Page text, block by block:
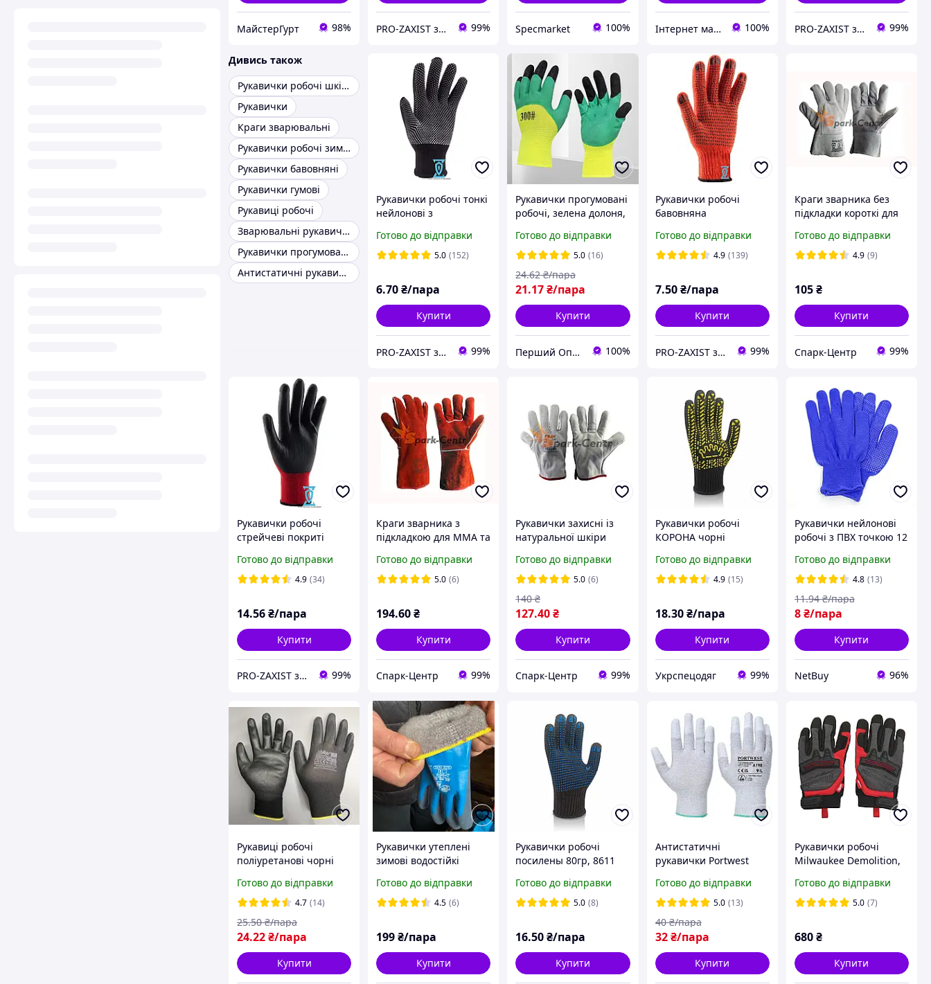
МайстерГурт 98% PRO-ZAXIST засоби захисту для професіоналів. 99% Specmarket 100% Інтернет магазин "ruchnyy_instrument_ua" 100% PRO-ZAXIST засоби захисту для професіоналів. 99%
Дивись також
Рукавички робочі шкіряні
Рукавички
Краги зварювальні
Рукавички робочі зимові
Рукавички бавовняні
Рукавички гумові
Рукавиці робочі
Зварювальні рукавички
Рукавички прогумовані робочі
Антистатичні рукавички
Рукавички робочі тонкі
нейлонові з
покриттям
Готово до відправки
5.0 (152)
6.70₴/пара
Купити
PRO-ZAXIST засоби захисту для професіоналів. 99%
Рукавички прогумовані
робочі, зелена долоня,
покриття
Готово до відправки
5.0 (16)
21.17₴/пара
24.62 ₴/пара
Купити
Перший Оптовий 100%
Рукавички робочі
бавовняна
покриттям (Китай)
Готово до відправки
4.9 (139)
7.50 ₴/пара
Купити
PRO-ZAXIST засоби захисту для професіоналів. 99%
Краги зварника без
підкладки короткі для
200А
Готово до відправки
4.9 (9)
105₴
Купити
Спарк-Центр 99%
Рукавички робочі
стрейчеві покриті
(чорний)
Готово до відправки
4.9 (34)
14.56₴/пара
Купити
PRO-ZAXIST засоби захисту для професіоналів. 99%
Краги зварника з
підкладкою для MMA та
Готово до відправки
5.0 (6)
194.60₴
Купити
Спарк-Центр 99%
Рукавички захисні із
натуральної шкіри
10 (L)
Готово до відправки
5.0 (6)
127.40₴
140 ₴
Купити
Спарк-Центр 99%
Рукавички робочі
КОРОНА чорні
крапкою 90 гр в'язані
трикотажні платіровка
Готово до відправки
4.9 (15)
18.30 ₴/пара
Купити
Укрспецодяг 99%
Рукавички нейлонові
робочі з ПВХ точкою 12
будівельні, захисні
Готово до відправки
4.8 (13)
8₴/пара
11.94 ₴/пара
Купити
NetBuy 96%
Рукавиці робочі
поліуретанові чорні
10, захисні рукавички з
PU-покриттям Польща
Готово до відправки
4.7 (14)
24.22₴/пара
25.50 ₴/пара
Купити
Рукавички утеплені
зимові водостійкі
Готово до відправки
4.5 (6)
199₴/пара
Купити
Рукавички робочі
посилены 80гр, 8611
крапками
Готово до відправки
5.0 (8)
16.50₴/пара
Купити
Антистатичні
рукавички Portwest
Glove A198 для роботи
з електроприладами
ПУ, 10
Готово до відправки
5.0 (13)
32 ₴/пара
40 ₴/пара
Купити
Рукавички робочі
Milwaukee Demolition,
Готово до відправки
5.0 (7)
680₴
Купити